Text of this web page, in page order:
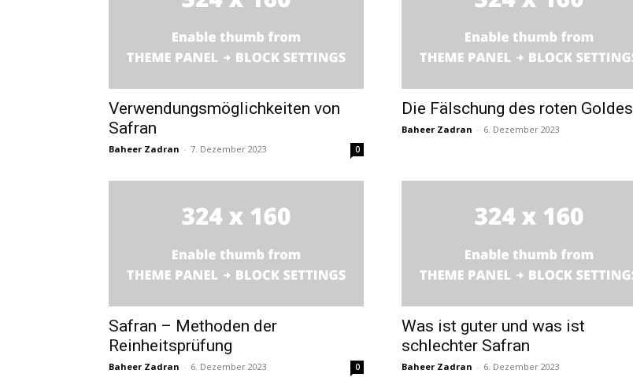
Verwendungsmöglichkeiten von
Safran
Baheer Zadran - 7. Dezember 2023 0
Die Fälschung des roten Goldes
Baheer Zadran - 6. Dezember 2023
Safran – Methoden der
Reinheitsprüfung
Baheer Zadran - 6. Dezember 2023 0
Was ist guter und was ist
schlechter Safran
Baheer Zadran - 6. Dezember 2023